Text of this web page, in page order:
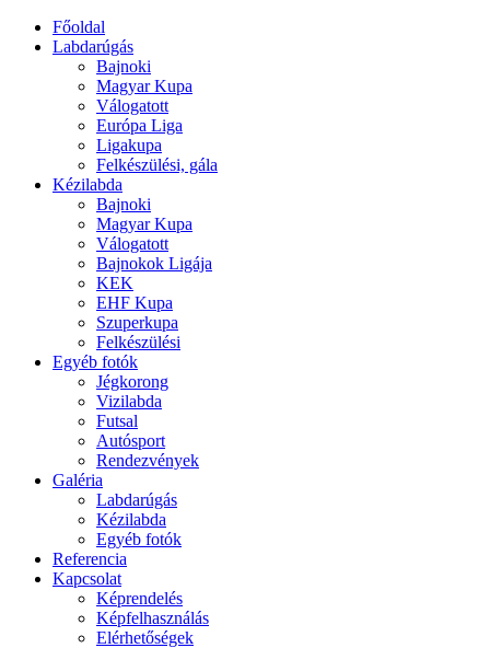
Főoldal
Labdarúgás
Bajnoki
Magyar Kupa
Válogatott
Európa Liga
Ligakupa
Felkészülési, gála
Kézilabda
Bajnoki
Magyar Kupa
Válogatott
Bajnokok Ligája
KEK
EHF Kupa
Szuperkupa
Felkészülési
Egyéb fotók
Jégkorong
Vizilabda
Futsal
Autósport
Rendezvények
Galéria
Labdarúgás
Kézilabda
Egyéb fotók
Referencia
Kapcsolat
Képrendelés
Képfelhasználás
Elérhetőségek